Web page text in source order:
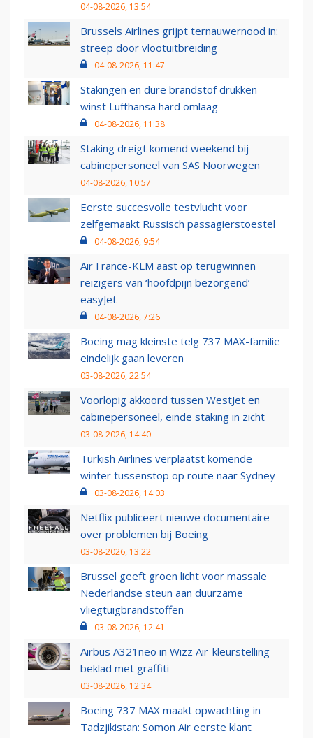
04-08-2026, 13:54
Brussels Airlines grijpt ternauwernood in:
streep door vlootuitbreiding
04-08-2026, 11:47
Stakingen en dure brandstof drukken
winst Lufthansa hard omlaag
04-08-2026, 11:38
Staking dreigt komend weekend bij
cabinepersoneel van SAS Noorwegen
04-08-2026, 10:57
Eerste succesvolle testvlucht voor
zelfgemaakt Russisch passagierstoestel
04-08-2026, 9:54
Air France-KLM aast op terugwinnen
reizigers van ‘hoofdpijn bezorgend’
easyJet
04-08-2026, 7:26
Boeing mag kleinste telg 737 MAX-familie
eindelijk gaan leveren
03-08-2026, 22:54
Voorlopig akkoord tussen WestJet en
cabinepersoneel, einde staking in zicht
03-08-2026, 14:40
Turkish Airlines verplaatst komende
winter tussenstop op route naar Sydney
03-08-2026, 14:03
Netflix publiceert nieuwe documentaire
over problemen bij Boeing
03-08-2026, 13:22
Brussel geeft groen licht voor massale
Nederlandse steun aan duurzame
vliegtuigbrandstoffen
03-08-2026, 12:41
Airbus A321neo in Wizz Air-kleurstelling
beklad met graffiti
03-08-2026, 12:34
Boeing 737 MAX maakt opwachting in
Tadzjikistan: Somon Air eerste klant